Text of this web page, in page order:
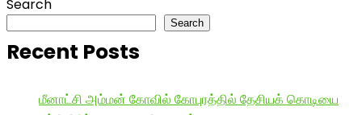
Search
Search
Recent Posts
மீனாட்சி அம்மன் கோவில் கோபுரத்தில் தேசியக் கொடியை